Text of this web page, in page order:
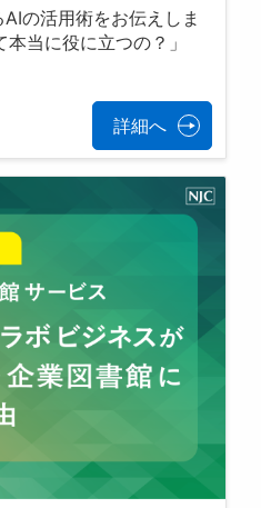
の活用術をお伝えしま
当に役に立つの？」
詳細へ